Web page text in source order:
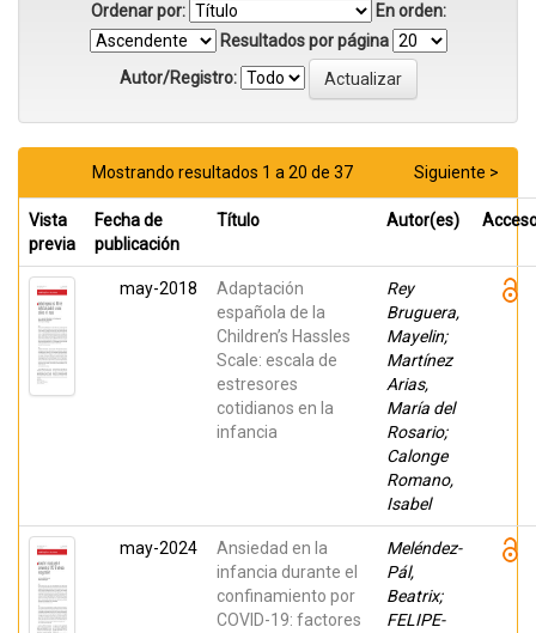
Ordenar por:
En orden:
Resultados por página
Autor/Registro:
Mostrando resultados 1 a 20 de 37 Siguiente >
Vista
previa
Fecha de
publicación
Título Autor(es)
may-2018
Adaptación
española de la
Children’s Hassles
Scale: escala de
estresores
cotidianos en la
infancia
Rey
Bruguera,
Mayelin;
Martínez
Arias,
María del
Rosario;
Calonge
Romano,
Isabel
may-2024
Ansiedad en la
infancia durante el
confinamiento por
COVID-19: factores
Meléndez-
Pál,
Beatrix;
FELIPE-